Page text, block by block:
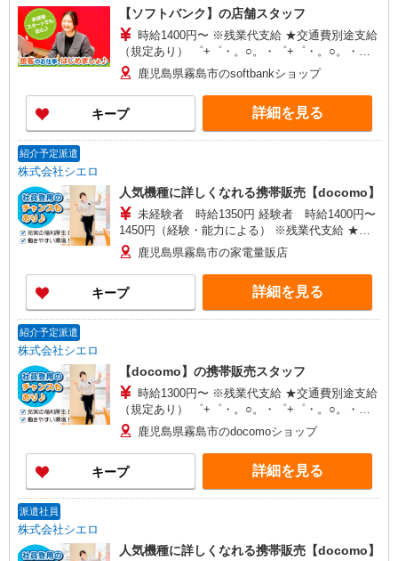
【ソフトバンク】の店舗スタッフ
時給1400円〜 ※残業代支給 ★交通費別途支給
（規定あり） ゜+゜・。○。・゜+゜・。○。・゜
+゜ 入社祝い金10万円支給(規定有) お友達を紹介
頂くと, インセンティブ支給(規定有) ★月2回払
い・週払い可能（規程有）★ ゜・。○。・゜
+゜・。○。・゜+゜
鹿児島県霧島市のsoftbankショップ
キープ 詳細を見る
紹介予定派遣
株式会社シエロ
人気機種に詳しくなれる携帯販売【docomo】
未経験者 時給1350円 経験者 時給1400円〜
1450円（経験・能力による） ※残業代支給 ★交
通費別途支給（規定あり） ゜+゜・。○。・゜
+゜・。○。・゜+゜ 入社祝い金10万円支給(規定
有) お友達を紹介頂くと, インセンティブ支給(規定
有) ★月2回払い・週払い可能（規程有）★ ゜・。
○。・゜+゜・。○。・゜+゜
鹿児島県霧島市の家電量販店
キープ 詳細を見る
紹介予定派遣
株式会社シエロ
【docomo】の携帯販売スタッフ
時給1300円〜 ※残業代支給 ★交通費別途支給
（規定あり） ゜+゜・。○。・゜+゜・。○。・゜
+゜ 入社祝い金10万円支給(規定有) お友達を紹介
頂くと, インセンティブ支給(規定有) ★月2回払
い・週払い可能（規程有）★ ゜・。○。・゜
+゜・。○。・゜+゜
鹿児島県霧島市のdocomoショップ
キープ 詳細を見る
派遣社員
株式会社シエロ
人気機種に詳しくなれる携帯販売【docomo】